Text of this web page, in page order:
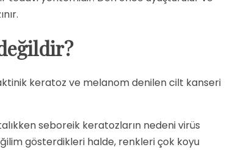
keratoz ve melanom denilen cilt kanseri
seboreik keratozların nedeni virüs
gösterdikleri halde, renkleri çok koyu